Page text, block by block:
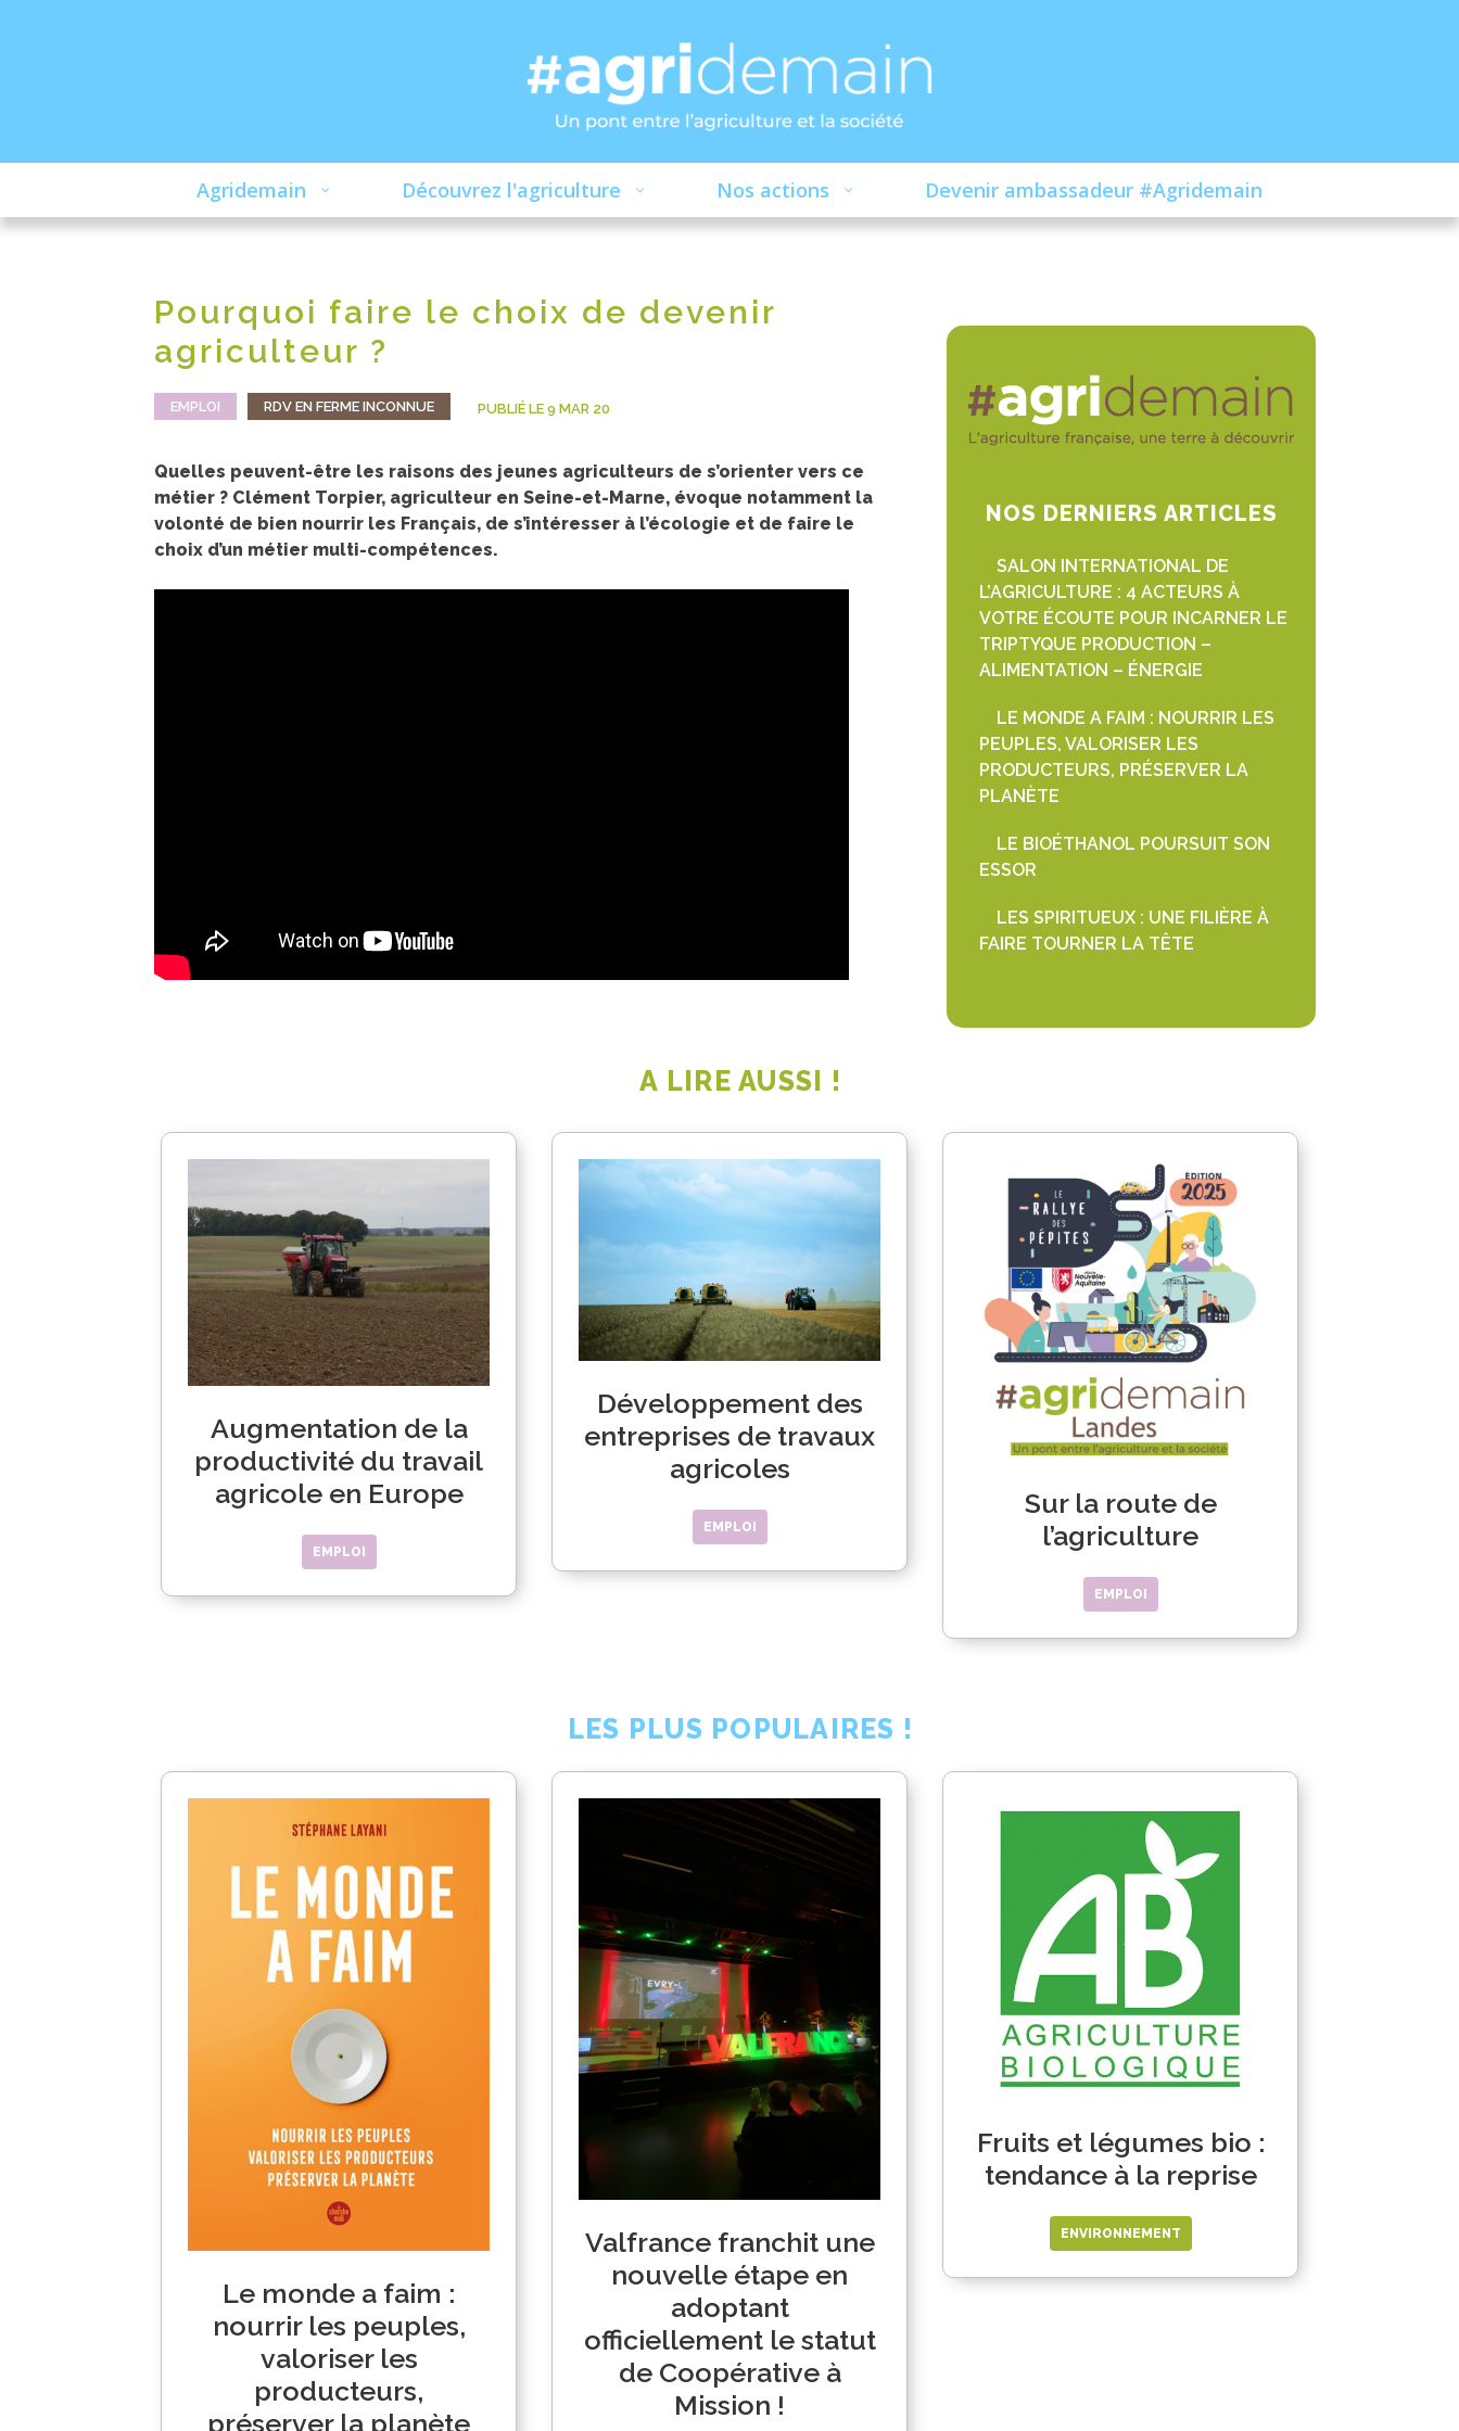
Agridemain Découvrez l'agriculture Nos actions Devenir ambassadeur #Agridemain
Pourquoi faire le choix de devenir
agriculteur ?
EMPLOI RDV EN FERME INCONNUE PUBLIÉ LE 9 MAR 20
Quelles peuvent-être les raisons des jeunes agriculteurs de s’orienter vers ce
métier ? Clément Torpier, agriculteur en Seine-et-Marne, évoque notamment la
volonté de bien nourrir les Français, de s’intéresser à l’écologie et de faire le
choix d’un métier multi-compétences.
NOS DERNIERS ARTICLES
SALON INTERNATIONAL DE
L’AGRICULTURE : 4 ACTEURS À
VOTRE ÉCOUTE POUR INCARNER LE
TRIPTYQUE PRODUCTION –
ALIMENTATION – ÉNERGIE
LE MONDE A FAIM : NOURRIR LES
PEUPLES, VALORISER LES
PRODUCTEURS, PRÉSERVER LA
PLANÈTE
LE BIOÉTHANOL POURSUIT SON
ESSOR
LES SPIRITUEUX : UNE FILIÈRE À
FAIRE TOURNER LA TÊTE
A LIRE AUSSI !
Augmentation de la
productivité du travail
agricole en Europe
EMPLOI
Développement des
entreprises de travaux
agricoles
EMPLOI
Sur la route de
l’agriculture
EMPLOI
LES PLUS POPULAIRES !
Le monde a faim :
nourrir les peuples,
valoriser les
producteurs,
préserver la planète
Valfrance franchit une
nouvelle étape en
adoptant
officiellement le statut
de Coopérative à
Mission !
Fruits et légumes bio :
tendance à la reprise
ENVIRONNEMENT